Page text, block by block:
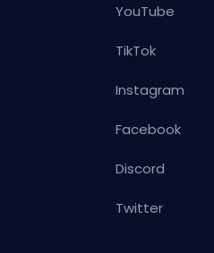
YouTube
TikTok
Instagram
Facebook
Discord
Twitter